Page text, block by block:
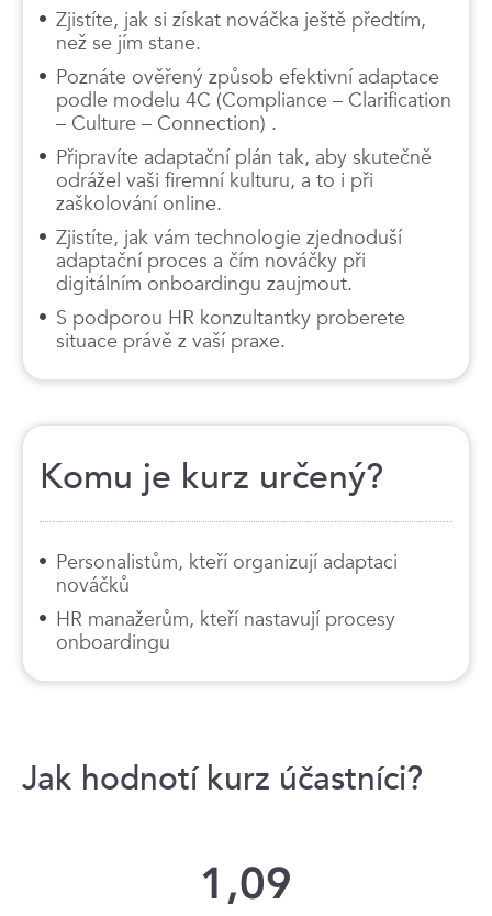
Zjistíte, jak si získat nováčka ještě předtím,
než se jím stane.
Poznáte ověřený způsob efektivní adaptace
podle modelu 4C (Compliance – Clarification
– Culture – Connection) .
Připravíte adaptační plán tak, aby skutečně
odrážel vaši firemní kulturu, a to i při
zaškolování online.
Zjistíte, jak vám technologie zjednoduší
adaptační proces a čím nováčky při
digitálním onboardingu zaujmout.
S podporou HR konzultantky proberete
situace právě z vaší praxe.
Komu je kurz určený?
Personalistům, kteří organizují adaptaci
nováčků
HR manažerům, kteří nastavují procesy
onboardingu
Jak hodnotí kurz účastníci?
1,09